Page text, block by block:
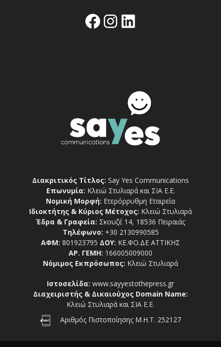
Facebook
Instagram
Linkedin
Διακριτικός Τίτλος: Say Yes Communications
Επωνυμία: Κλειώ Στυλιαρά και ΣΙΑ Ε.Ε.
Νομική Μορφή: Ετερόρρυθμη Εταιρεία
Ιδιοκτήτης & Κύριος Μέτοχος: Κλειώ Στυλιαρά
Έδρα & Γραφεία: Σκουζέ 14, 18536 Πειραιάς
Τηλέφωνο: +30 2130990585
ΑΦΜ: 801923795 ΔΟΥ: ΚΕ.ΦΟ.ΔΕ ΑΤΤΙΚΗΣ
ΑΡ. ΓΕΜΗ: 166005009000
Νόμιμος Εκπρόσωπος: Κλειώ Στυλιαρά
Ιστοσελίδα: www.sayyestothepress.gr
Διαχειριστής & Δικαιούχος Domain Name:
Κλειώ Στυλιαρά και ΣΙΑ Ε.Ε.
Αριθμός Πιστοποίησης Μ.Η.Τ. 252127